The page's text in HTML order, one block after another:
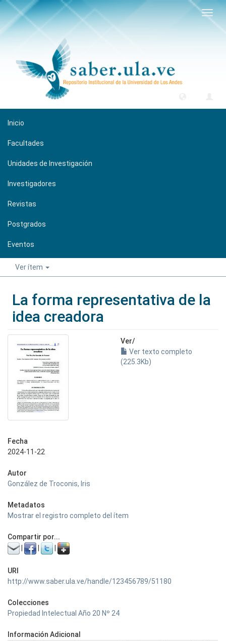
Inicio
Facultades
Unidades de Investigación
Investigadores
Revistas
Postgrados
Eventos
Ver ítem
La forma representativa de la
idea creadora
Ver/
Ver texto completo
(225.3Kb)
Fecha
2024-11-22
Autor
González de Troconis, Iris
Metadatos
Mostrar el registro completo del ítem
Compartir por...
URI
http://www.saber.ula.ve/handle/123456789/51180
Colecciones
Propiedad Intelectual Año 20 Nº 24
Información Adicional